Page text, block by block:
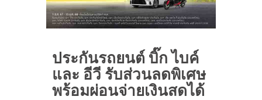
ประกันรถยนต์ บิ๊ก ไบค์
และ อีวี รับส่วนลดพิเศษ
พร้อมผ่อนจ่ายเงินสดได้